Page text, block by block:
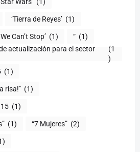
‘Tierra de Reyes’ (1)
Can’t Stop’ (1) “ (1)
actualización para el sector
(1
)
(1)
risa!" (1)
(1)
(1) “7 Mujeres” (2)